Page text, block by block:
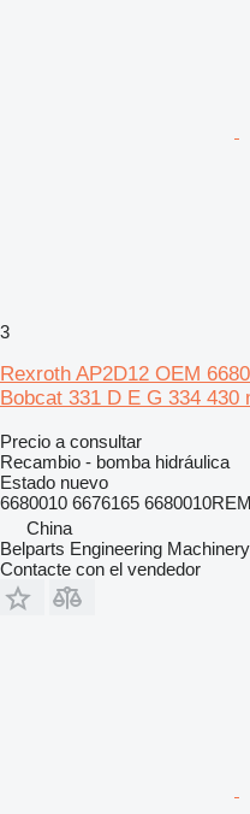
3
Rexroth AP2D12 OEM
Bobcat 331 D E G 334 430
Precio a consultar
Recambio - bomba hidráulica
Estado nuevo
6680010 6676165 6680010REM
China
Belparts Engineering
Contacte con el vendedor